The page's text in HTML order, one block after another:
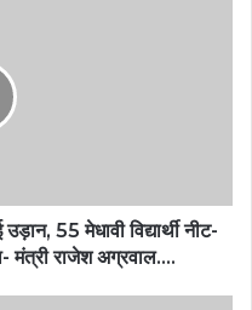
55 मेधावी विद्यार्थी नीट-
मंत्री राजेश अग्रवाल….